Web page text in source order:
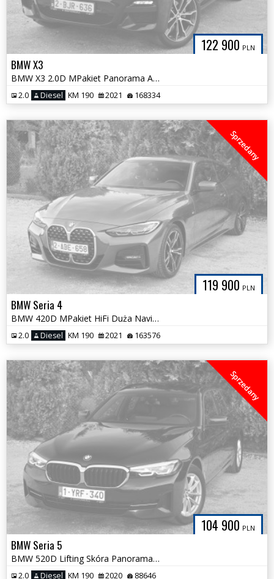
122 900 PLN
BMW X3
BMW X3 2.0D MPakiet Panorama Alu`20 Full LED SerwisASO BMW Śliczna HAK
2.0 Diesel KM 190 2021 168334
119 900 PLN
Sprzedany
BMW Seria 4
BMW 420D MPakiet HiFi Duża Navi Kamera 100%Bezwypadkowa Bardzo Zadbana
2.0 Diesel KM 190 2021 163576
104 900 PLN
Sprzedany
BMW Seria 5
BMW 520D Lifting Skóra Panorama Full LED Bezwypadkowa Tylko 88tys km!
2.0 Diesel KM 190 2020 88646